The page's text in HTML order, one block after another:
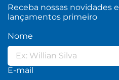
Receba nossas novidades e
lançamentos primeiro
Nome
E-mail